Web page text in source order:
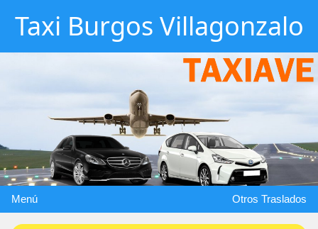
Taxi Burgos Villagonzalo
Menú Otros Traslados